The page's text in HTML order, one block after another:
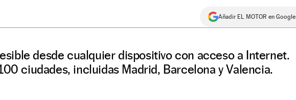
Añadir EL MOTOR en Google
desde cualquier dispositivo con acceso a Internet.
ciudades, incluidas Madrid, Barcelona y Valencia.